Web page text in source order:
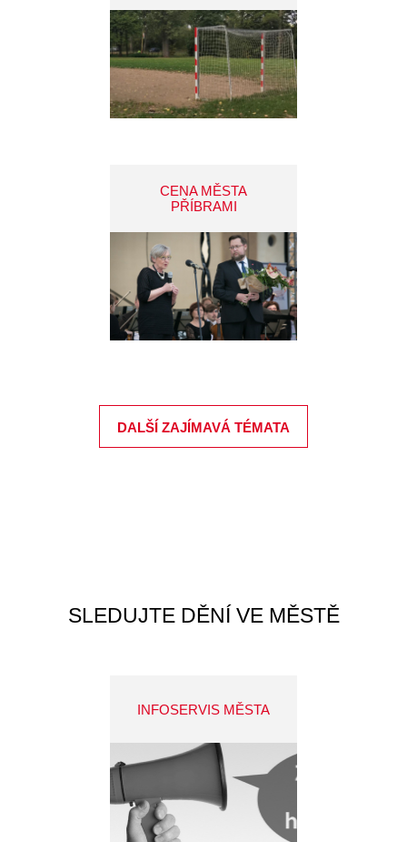
CENA MĚSTA
PŘÍBRAMI
DALŠÍ ZAJÍMAVÁ TÉMATA
SLEDUJTE DĚNÍ VE MĚSTĚ
INFOSERVIS MĚSTA